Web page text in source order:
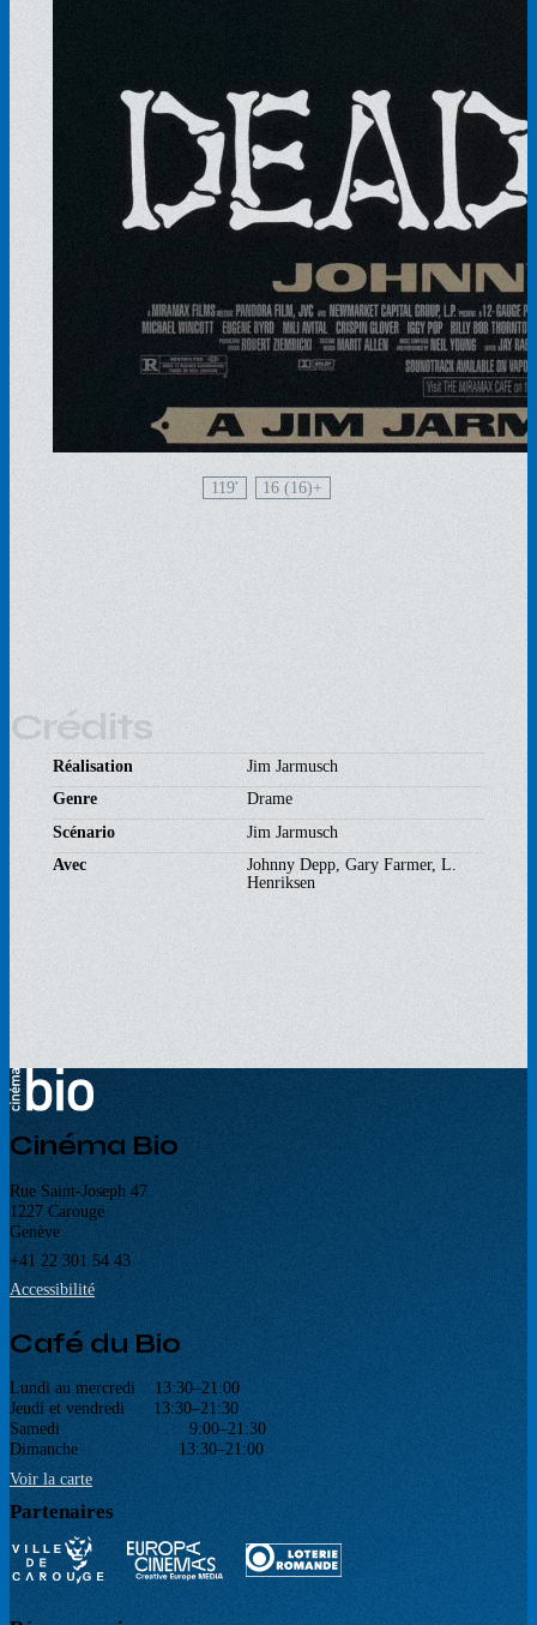
119' 16 (16)
Crédits
Réalisation
Jim Jarmusch
Genre
Drame
Scénario
Jim Jarmusch
Avec
Johnny Depp, Gary Farmer, L.
Henriksen
Cinéma Bio
Rue Saint-Joseph 47
1227 Carouge
Genève
+41 22 301 54 43
Accessibilité
Café du Bio
Lundi au mercredi 13:30–21:00
Jeudi et vendredi 13:30–21:30
Samedi 9:00–21:30
Dimanche 13:30–21:00
Voir la carte
Partenaires